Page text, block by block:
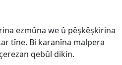
ezmûna we û pêşkêşkirina
tîne. Bi karanîna malpera
qebûl dikin.